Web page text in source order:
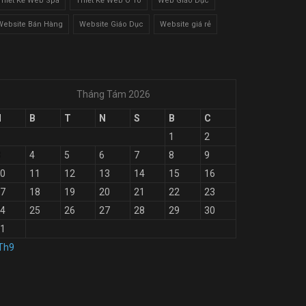
Bán Hàng Website Giáo Dục Website giá rẻ
Tháng Tám 2026
B T N S B
C
1
2
4 5 6 7 8
9
11 12 13 14 15
16
18 19 20 21 22
23
25 26 27 28 29
30